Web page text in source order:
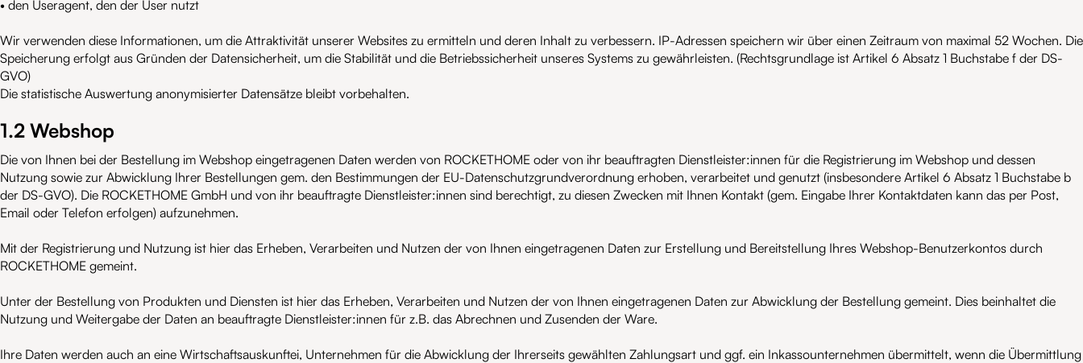
• den Useragent, den der User nutzt
Wir verwenden diese Informationen, um die Attraktivität unserer Websites zu ermitteln und deren Inhalt zu verbessern. IP-Adressen speichern wir über einen Zeitraum von maximal 52 Wochen. Die
Speicherung erfolgt aus Gründen der Datensicherheit, um die Stabilität und die Betriebssicherheit unseres Systems zu gewährleisten. (Rechtsgrundlage ist Artikel 6 Absatz 1 Buchstabe f der DS-
GVO)
Die statistische Auswertung anonymisierter Datensätze bleibt vorbehalten.
1.2 Webshop
Die von Ihnen bei der Bestellung im Webshop eingetragenen Daten werden von ROCKETHOME oder von ihr beauftragten Dienstleister:innen für die Registrierung im Webshop und dessen
Nutzung sowie zur Abwicklung Ihrer Bestellungen gem. den Bestimmungen der EU-Datenschutzgrundverordnung erhoben, verarbeitet und genutzt (insbesondere Artikel 6 Absatz 1 Buchstabe b
der DS-GVO). Die ROCKETHOME GmbH und von ihr beauftragte Dienstleister:innen sind berechtigt, zu diesen Zwecken mit Ihnen Kontakt (gem. Eingabe Ihrer Kontaktdaten kann das per Post,
Email oder Telefon erfolgen) aufzunehmen.
Mit der Registrierung und Nutzung ist hier das Erheben, Verarbeiten und Nutzen der von Ihnen eingetragenen Daten zur Erstellung und Bereitstellung Ihres Webshop-Benutzerkontos durch
ROCKETHOME gemeint.
Unter der Bestellung von Produkten und Diensten ist hier das Erheben, Verarbeiten und Nutzen der von Ihnen eingetragenen Daten zur Abwicklung der Bestellung gemeint. Dies beinhaltet die
Nutzung und Weitergabe der Daten an beauftragte Dienstleister:innen für z.B. das Abrechnen und Zusenden der Ware.
Ihre Daten werden auch an eine Wirtschaftsauskunftei, Unternehmen für die Abwicklung der Ihrerseits gewählten Zahlungsart und ggf. ein Inkassounternehmen übermittelt, wenn die Übermittlung